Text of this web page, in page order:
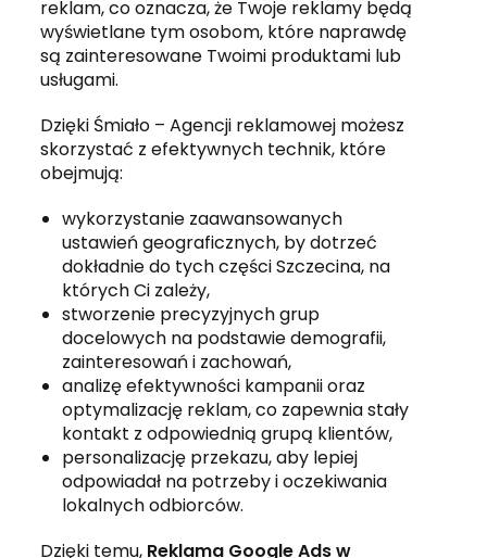
reklam, co oznacza, że Twoje reklamy będą
wyświetlane tym osobom, które naprawdę
są zainteresowane Twoimi produktami lub
usługami.
Dzięki Śmiało – Agencji reklamowej możesz
skorzystać z efektywnych technik, które
obejmują:
wykorzystanie zaawansowanych
ustawień geograficznych, by dotrzeć
dokładnie do tych części Szczecina, na
których Ci zależy,
stworzenie precyzyjnych grup
docelowych na podstawie demografii,
zainteresowań i zachowań,
analizę efektywności kampanii oraz
optymalizację reklam, co zapewnia stały
kontakt z odpowiednią grupą klientów,
personalizację przekazu, aby lepiej
odpowiadał na potrzeby i oczekiwania
lokalnych odbiorców.
Dzięki temu, Reklama Google Ads w